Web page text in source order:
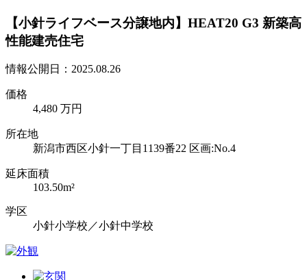
【小針ライフベース分譲地内】HEAT20 G3 新築高
性能建売住宅
情報公開日：2025.08.26
価格
4,480 万円
所在地
新潟市西区小針一丁目1139番22 区画:No.4
延床面積
103.50m²
学区
小針小学校／小針中学校